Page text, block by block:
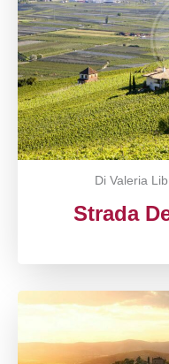
Di Valeria
Strada